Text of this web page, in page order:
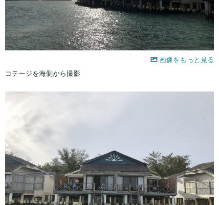
画像をもっと見る
コテージを海側から撮影